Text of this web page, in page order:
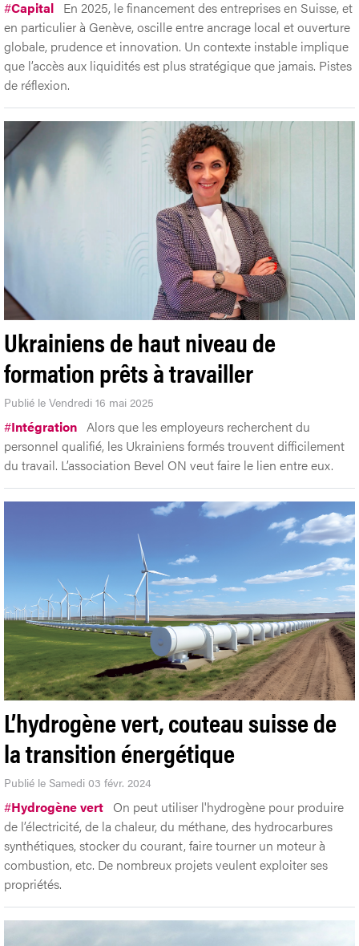
#Capital En 2025, le financement des entreprises en Suisse, et
en particulier à Genève, oscille entre ancrage local et ouverture
globale, prudence et innovation. Un contexte instable implique
que l’accès aux liquidités est plus stratégique que jamais. Pistes
de réflexion.
Ukrainiens de haut niveau de
formation prêts à travailler
Publié le Vendredi 16 mai 2025
#Intégration Alors que les employeurs recherchent du
personnel qualifié, les Ukrainiens formés trouvent difficilement
du travail. L’association Bevel ON veut faire le lien entre eux.
L’hydrogène vert, couteau suisse de
la transition énergétique
Publié le Samedi 03 févr. 2024
#Hydrogène vert On peut utiliser l'hydrogène pour produire
de l’électricité, de la chaleur, du méthane, des hydrocarbures
synthétiques, stocker du courant, faire tourner un moteur à
combustion, etc. De nombreux projets veulent exploiter ses
propriétés.